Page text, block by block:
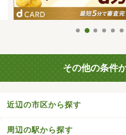
その他の条件
近辺の市区から探す
周辺の駅から探す